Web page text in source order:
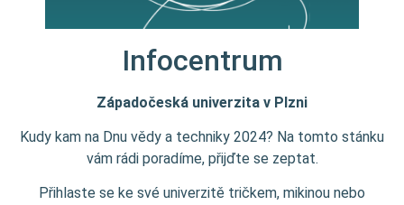
Infocentrum
Západočeská univerzita v Plzni
Kudy kam na Dnu vědy a techniky 2024? Na tomto stánku
vám rádi poradíme, přijďte se zeptat.
Přihlaste se ke své univerzitě tričkem, mikinou nebo